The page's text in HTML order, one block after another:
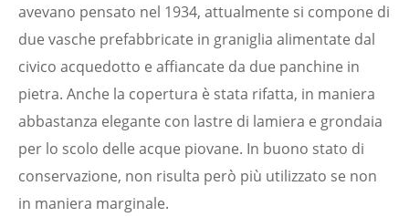
avevano pensato nel 1934, attualmente si compone di
due vasche prefabbricate in graniglia alimentate dal
civico acquedotto e affiancate da due panchine in
pietra. Anche la copertura è stata rifatta, in maniera
abbastanza elegante con lastre di lamiera e grondaia
per lo scolo delle acque piovane. In buono stato di
conservazione, non risulta però più utilizzato se non
in maniera marginale.